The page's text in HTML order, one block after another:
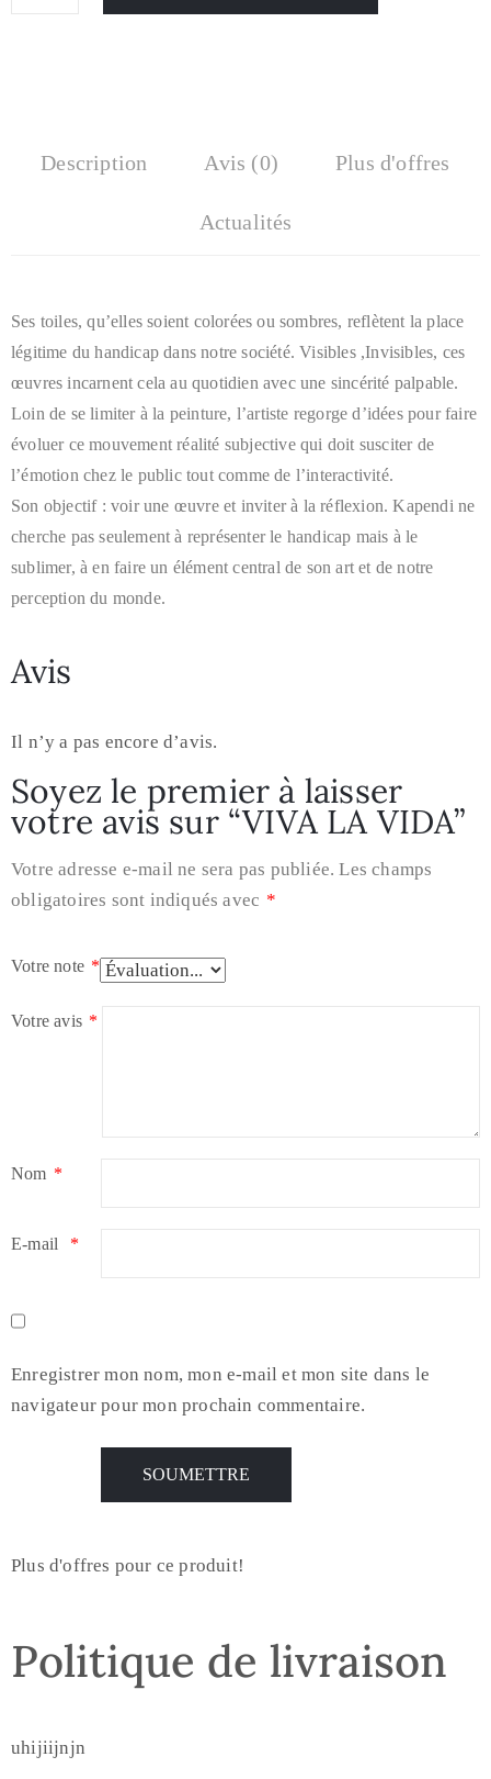
Description Avis (0) Plus d'offres
Actualités
Ses toiles, qu’elles soient colorées ou sombres, reflètent la place
légitime du handicap dans notre société. Visibles ,Invisibles, ces
œuvres incarnent cela au quotidien avec une sincérité palpable.
Loin de se limiter à la peinture, l’artiste regorge d’idées pour faire
évoluer ce mouvement réalité subjective qui doit susciter de
l’émotion chez le public tout comme de l’interactivité.
Son objectif : voir une œuvre et inviter à la réflexion. Kapendi ne
cherche pas seulement à représenter le handicap mais à le
sublimer, à en faire un élément central de son art et de notre
perception du monde.
Avis
Il n’y a pas encore d’avis.
Soyez le premier à laisser
votre avis sur “VIVA LA VIDA”
Votre adresse e-mail ne sera pas publiée. Les champs
obligatoires sont indiqués avec *
Votre note *
Votre avis *
Nom *
E-mail *
Enregistrer mon nom, mon e-mail et mon site dans le
navigateur pour mon prochain commentaire.
Plus d'offres pour ce produit!
Politique de livraison
uhijiijnjn